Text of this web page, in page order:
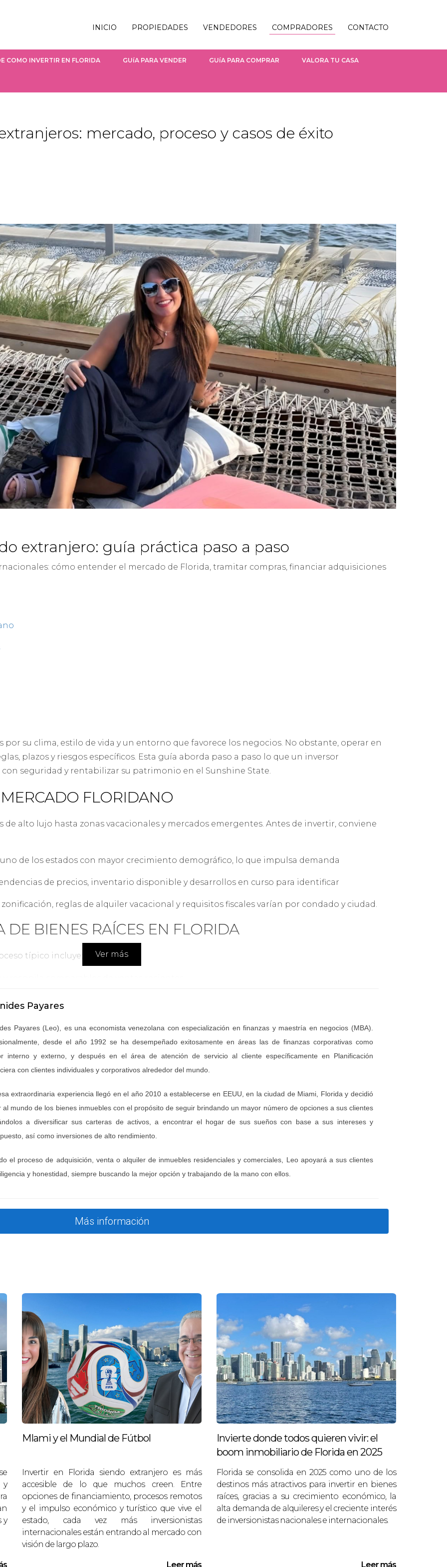
INICIO PROPIEDADES VENDEDORES COMPRADORES CONTACTO
COMO INVERTIR EN FLORIDA GUíA PARA VENDER GUíA PARA COMPRAR VALORA TU CASA
mercado, proceso y casos de éxito
extranjero: guía práctica paso a paso
cómo entender el mercado de Florida, tramitar compras, financiar adquisiciones
por su clima, estilo de vida y un entorno que favorece los negocios. No obstante, operar en
plazos y riesgos específicos. Esta guía aborda paso a paso lo que un inversor
seguridad y rentabilizar su patrimonio en el Sunshine State.
FLORIDANO
de alto lujo hasta zonas vacacionales y mercados emergentes. Antes de invertir, conviene
de los estados con mayor crecimiento demográfico, lo que impulsa demanda
de precios, inventario disponible y desarrollos en curso para identificar
reglas de alquiler vacacional y requisitos fiscales varían por condado y ciudad.
DE BIENES RAÍCES EN FLORIDA
típico incluye:
o conocer las condiciones si pagarás en efectivo.
para identificar problemas ocultos.
para asegurar que la documentación y pagos se procesen correctamente.
FINANCIEROS
pero con condiciones específicas:
ofrecen hipotecas a no residentes, generalmente pidiendo depósitos mayores.
de enganche, los impuestos locales y las tarifas de cierre.
federales y estatales que afectarán la rentabilidad y el flujo de caja.
Y ADAPTACIÓN
otro país implica adaptarse a nuevas rutinas y normas:
expatriados y proveedores locales reduce la curva de aprendizaje.
la costa del Golfo como segunda residencia y la alquiló en temporada alta, generando
de apartamentos en Miami; la intensa demanda de alquileres residenciales impulsó la
en Orlando aprovechando el crecimiento del turismo y la expansión de la oferta de
son la base de cualquier inversión exitosa desde el extranjero.”
comprar en Florida?
local y trato con extranjeros simplifica el proceso y evita errores costosos.
seguro, mantenimiento y posibles honorarios de administración si alquilas la
Ver más
Payares
Payares (Leo), es una economista venezolana con especialización en finanzas y maestría en negocios (MBA).
desde el año 1992 se ha desempeñado exitosamente en áreas las de finanzas corporativas como
interno y externo, y después en el área de atención de servicio al cliente específicamente en Planificación
con clientes individuales y corporativos alrededor del mundo.
extraordinaria experiencia llegó en el año 2010 a establecerse en EEUU, en la ciudad de Miami, Florida y decidió
al mundo de los bienes inmuebles con el propósito de seguir brindando un mayor número de opciones a sus clientes
a diversificar sus carteras de activos, a encontrar el hogar de sus sueños con base a sus intereses y
así como inversiones de alto rendimiento.
el proceso de adquisición, venta o alquiler de inmuebles residenciales y comerciales, Leo apoyará a sus clientes
y honestidad, siempre buscando la mejor opción y trabajando de la mano con ellos.
Más información
y
y
MIami y el Mundial de Fútbol
Invertir en Florida siendo extranjero es más
accesible de lo que muchos creen. Entre
opciones de financiamiento, procesos remotos
y el impulso económico y turístico que vive el
estado, cada vez más inversionistas
internacionales están entrando al mercado con
visión de largo plazo.
Leer más
Invierte donde todos quieren vivir: el
boom inmobiliario de Florida en 2025
Florida se consolida en 2025 como uno de los
destinos más atractivos para invertir en bienes
raíces, gracias a su crecimiento económico, la
alta demanda de alquileres y el creciente interés
de inversionistas nacionales e internacionales.
Leer más